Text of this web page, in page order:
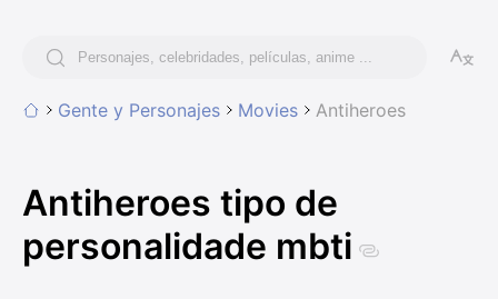
Gente y Personajes Movies Antiheroes
Antiheroes tipo de
personalidade mbti